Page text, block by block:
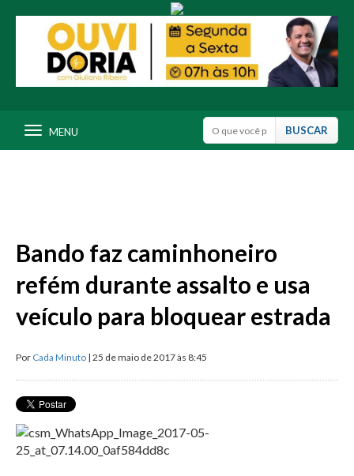
MENU
Bando faz caminhoneiro
refém durante assalto e usa
veículo para bloquear estrada
Por Cada Minuto | 25 de maio de 2017 às 8:45